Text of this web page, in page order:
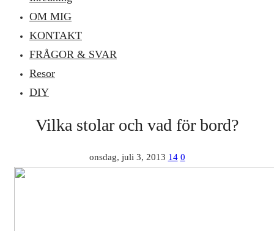
OM MIG
KONTAKT
FRÅGOR & SVAR
Resor
DIY
Vilka stolar och vad för bord?
onsdag, juli 3, 2013 14 0